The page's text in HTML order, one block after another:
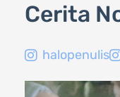
Cerita
halopenulis